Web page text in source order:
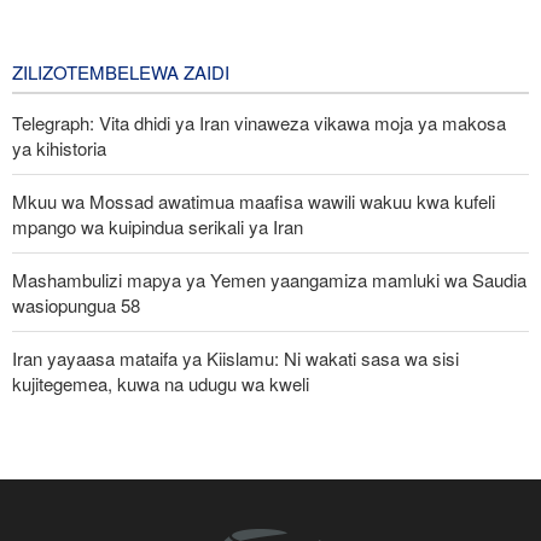
ZILIZOTEMBELEWA ZAIDI
Telegraph: Vita dhidi ya Iran vinaweza vikawa moja ya makosa
ya kihistoria
Mkuu wa Mossad awatimua maafisa wawili wakuu kwa kufeli
mpango wa kuipindua serikali ya Iran
Mashambulizi mapya ya Yemen yaangamiza mamluki wa Saudia
wasiopungua 58
Iran yayaasa mataifa ya Kiislamu: Ni wakati sasa wa sisi
kujitegemea, kuwa na udugu wa kweli